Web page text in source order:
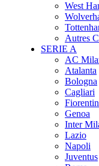
West
Autres
SERIE A
AC
Atalanta
Bologna
Cagliari
Genoa
Inter
Lazio
Napoli
Juventus